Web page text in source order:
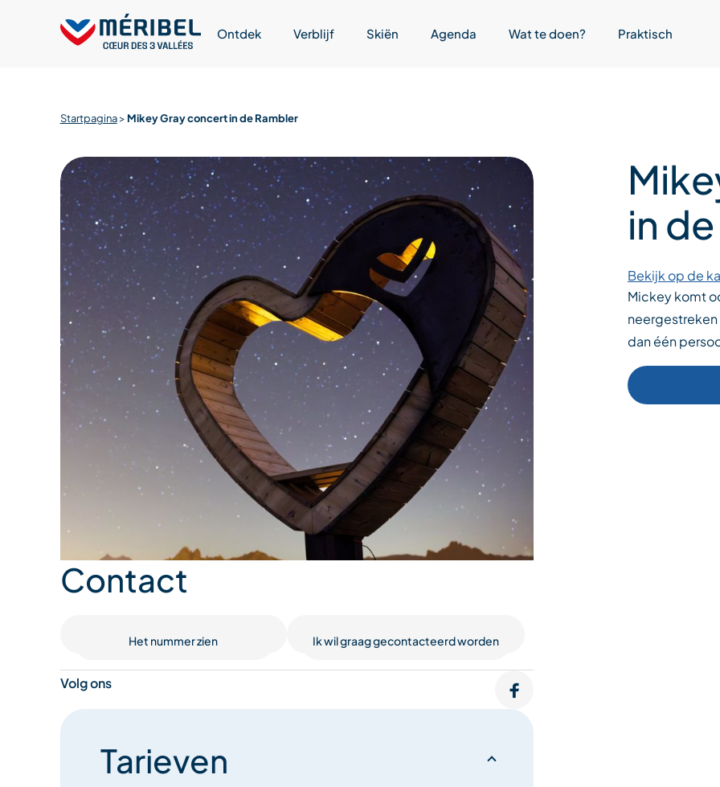
Ontdek Verblijf Skiën Agenda Wat te doen? Praktisch
Startpagina> Mikey Gray concert in de Rambler
Contact
Het nummer zien Ik wil graag gecontacteerd worden
Volg ons
Tarieven
in
Bekijk op de
Mickey komt
dan één